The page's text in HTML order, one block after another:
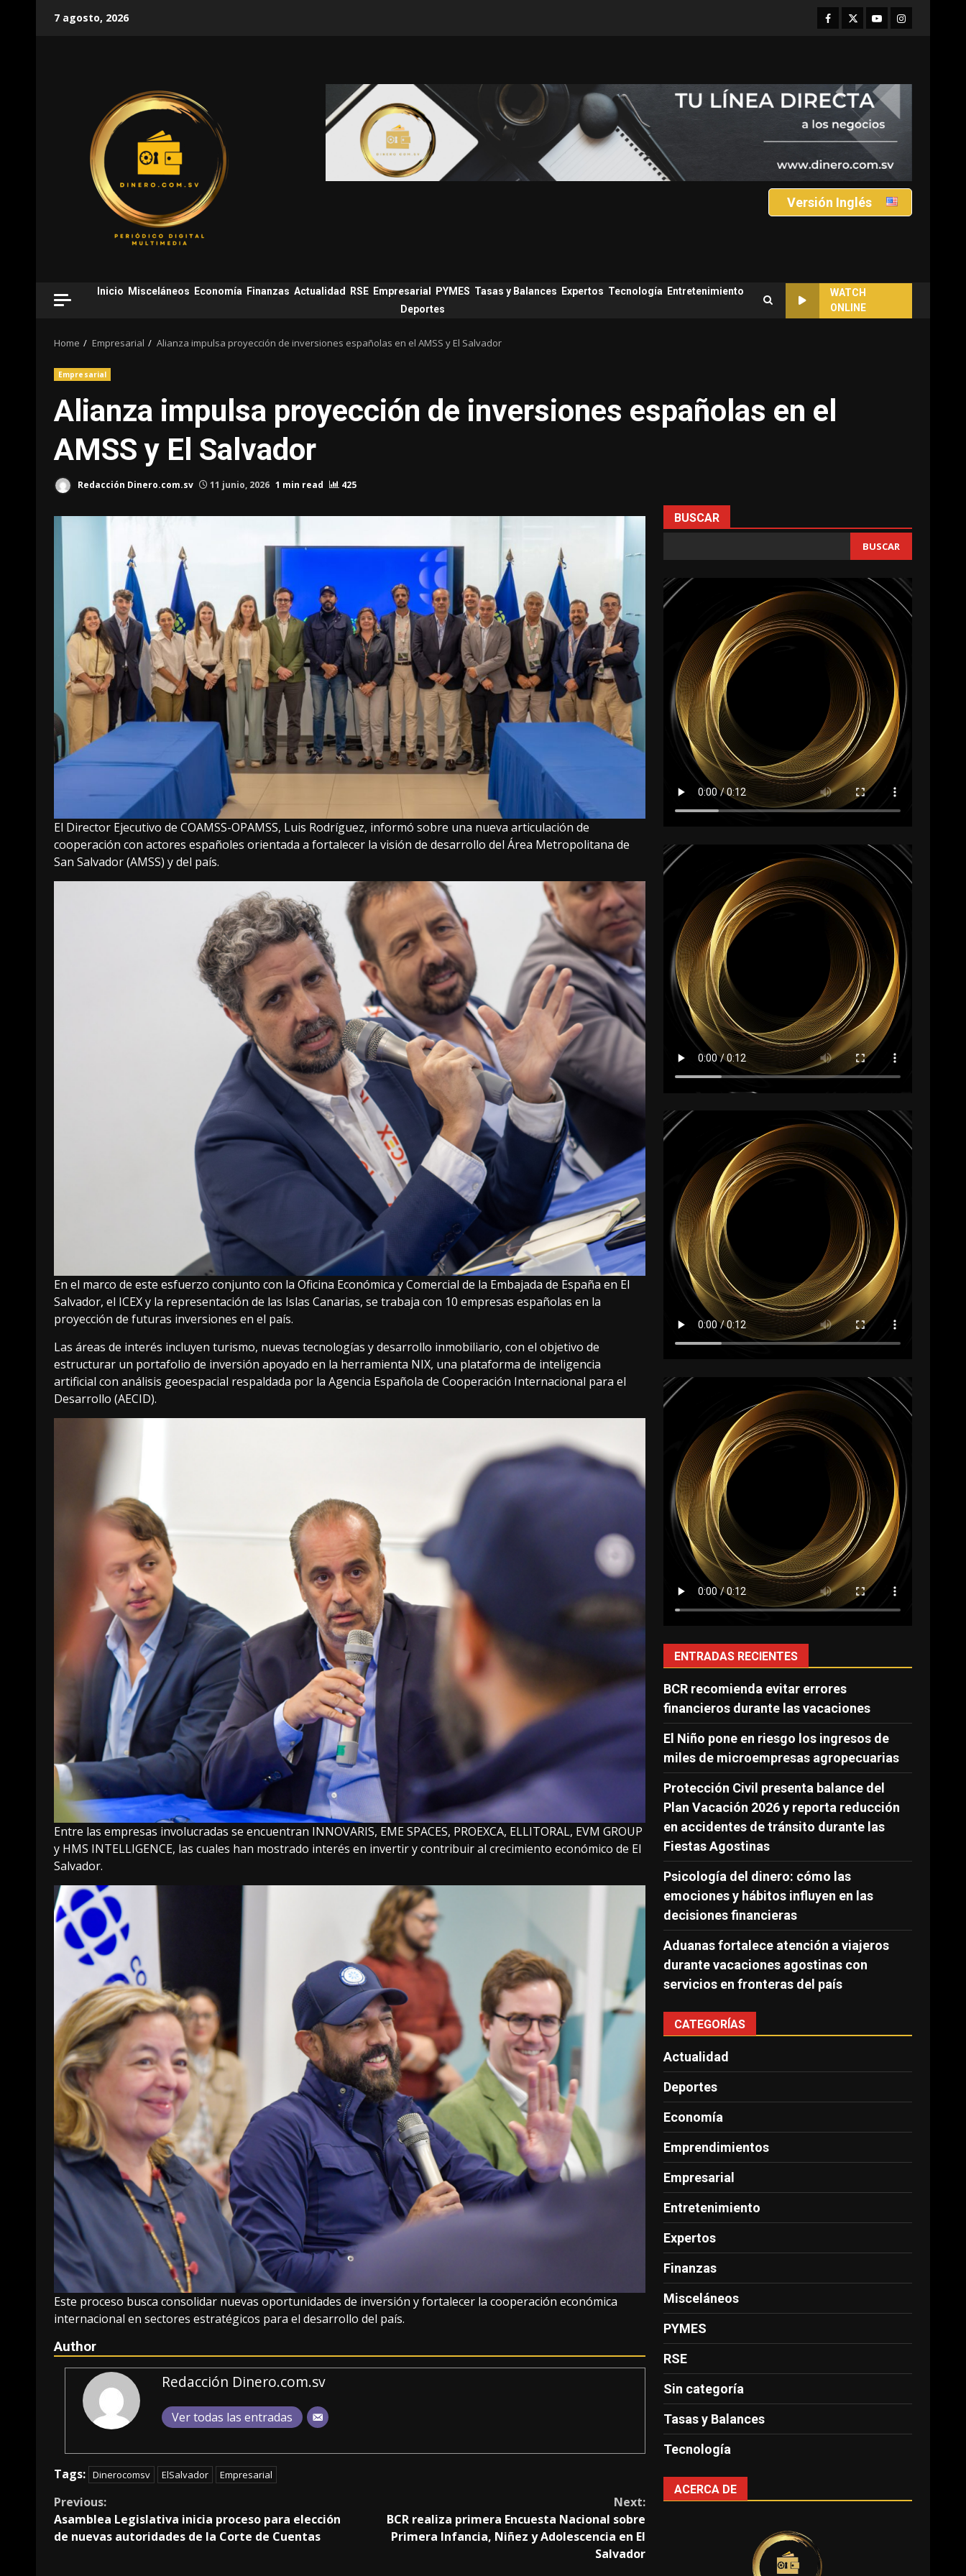
7 agosto, 2026 Facebook
TwitterYoutubeInstagram
Versión Inglés
Inicio Misceláneos Economía Finanzas Actualidad RSE Empresarial PYMES Tasas y Balances Expertos Tecnología
Entretenimiento
Deportes
WATCH
ONLINE
Home Empresarial Alianza impulsa proyección de inversiones españolas en el AMSS y El Salvador
Empresarial
Alianza impulsa proyección de inversiones españolas en el
AMSS y El Salvador
Redacción Dinero.com.sv 11 junio, 2026 1 min read 425
El Director Ejecutivo de COAMSS-OPAMSS, Luis Rodríguez, informó sobre una nueva articulación de
cooperación con actores españoles orientada a fortalecer la visión de desarrollo del Área Metropolitana de
San Salvador (AMSS) y del país.
En el marco de este esfuerzo conjunto con la Oficina Económica y Comercial de la Embajada de España en El
Salvador, el ICEX y la representación de las Islas Canarias, se trabaja con 10 empresas españolas en la
proyección de futuras inversiones en el país.
Las áreas de interés incluyen turismo, nuevas tecnologías y desarrollo inmobiliario, con el objetivo de
estructurar un portafolio de inversión apoyado en la herramienta NIX, una plataforma de inteligencia
artificial con análisis geoespacial respaldada por la Agencia Española de Cooperación Internacional para el
Desarrollo (AECID).
Entre las empresas involucradas se encuentran INNOVARIS, EME SPACES, PROEXCA, ELLITORAL, EVM GROUP
y HMS INTELLIGENCE, las cuales han mostrado interés en invertir y contribuir al crecimiento económico de El
Salvador.
Este proceso busca consolidar nuevas oportunidades de inversión y fortalecer la cooperación económica
internacional en sectores estratégicos para el desarrollo del país.
Author
Redacción Dinero.com.sv
Ver todas las entradas
Tags: Dinerocomsv ElSalvador Empresarial
Continue
Reading
Previous:
Asamblea Legislativa inicia proceso para elección
de nuevas autoridades de la Corte de Cuentas
Next:
BCR realiza primera Encuesta Nacional sobre
Primera Infancia, Niñez y Adolescencia en El
Salvador
BUSCAR
BUSCAR
ENTRADAS RECIENTES
BCR recomienda evitar errores
financieros durante las vacaciones
El Niño pone en riesgo los ingresos de
miles de microempresas agropecuarias
Protección Civil presenta balance del
Plan Vacación 2026 y reporta reducción
en accidentes de tránsito durante las
Fiestas Agostinas
Psicología del dinero: cómo las
emociones y hábitos influyen en las
decisiones financieras
Aduanas fortalece atención a viajeros
durante vacaciones agostinas con
servicios en fronteras del país
CATEGORÍAS
Actualidad
Deportes
Economía
Emprendimientos
Empresarial
Entretenimiento
Expertos
Finanzas
Misceláneos
PYMES
RSE
Sin categoría
Tasas y Balances
Tecnología
ACERCA DE